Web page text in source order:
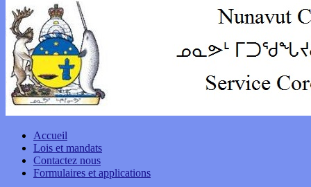
Accueil
Lois et mandats
Contactez nous
Formulaires et applications